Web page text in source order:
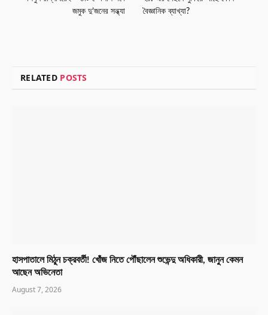
জমুক দু’জনের সন্ধ্যা
বৈজ্ঞানিক ব্যাখ্যা?
RELATED POSTS
হাসপাতালে মিঠুন চক্রবর্তী! খোঁজ নিতে পৌঁছালেন শুভেন্দু অধিকারী, জানুন কেমন
আছেন অভিনেতা
August 7, 2026